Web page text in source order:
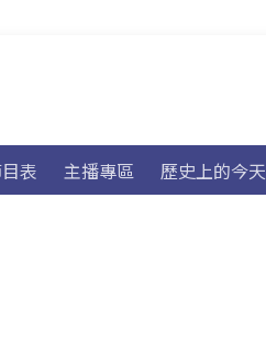
表 主播專區 歷史上的今天